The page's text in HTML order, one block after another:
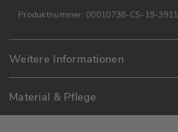
Produktnummer: 00010738-CS-19-3911
Weitere Informationen
Material & Pflege